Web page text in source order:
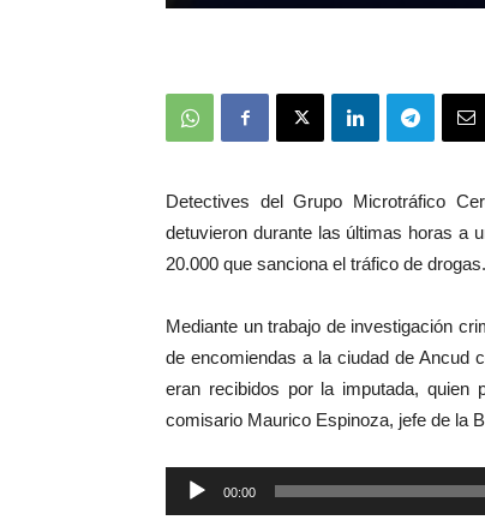
Detectives del Grupo Microtráfico
detuvieron durante las últimas horas a
20.000 que sanciona el tráfico de drogas.
Mediante un trabajo de investigación
de encomiendas a la ciudad de Ancud
eran recibidos por la imputada, quien
comisario Maurico Espinoza, jefe de la
Reproductor
de
00:00